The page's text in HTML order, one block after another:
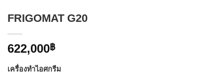
FRIGOMAT G20
622,000฿
เครื่องทำไอศกรีม